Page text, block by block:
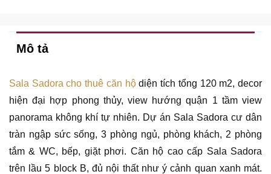
Mô tả
Sala Sadora cho thuê căn hộdiện tích tổng 120 m2, decor
hiện đại hợp phong thủy, view hướng quận 1 tầm view
panorama không khí tự nhiên. Dự án Sala Sadora cư dân
tràn ngập sức sống, 3 phòng ngủ, phòng khách, 2 phòng
tắm & WC, bếp, giặt phơi. Căn hộ cao cấp Sala Sadora
trên lầu 5 block B, đủ nội thất như ý cảnh quan xanh mát.